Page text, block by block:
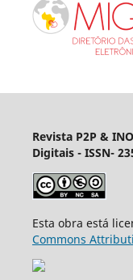
Revista P2P &
Digitais - ISSN-
Esta obra está
Commons